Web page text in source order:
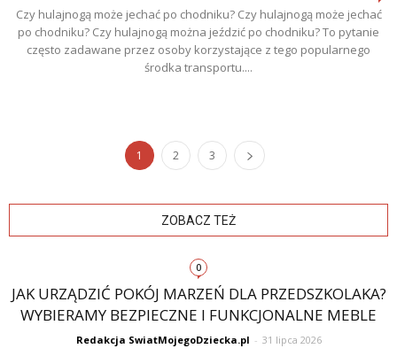
Czy hulajnogą może jechać po chodniku? Czy hulajnogą może jechać
po chodniku? Czy hulajnogą można jeździć po chodniku? To pytanie
często zadawane przez osoby korzystające z tego popularnego
środka transportu....
1 2 3
ZOBACZ TEŻ
0
JAK URZĄDZIĆ POKÓJ MARZEŃ DLA PRZEDSZKOLAKA?
WYBIERAMY BEZPIECZNE I FUNKCJONALNE MEBLE
Redakcja SwiatMojegoDziecka.pl - 31 lipca 2026